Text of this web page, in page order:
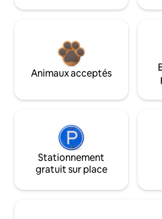
Animaux acceptés
Stationnement
gratuit sur place